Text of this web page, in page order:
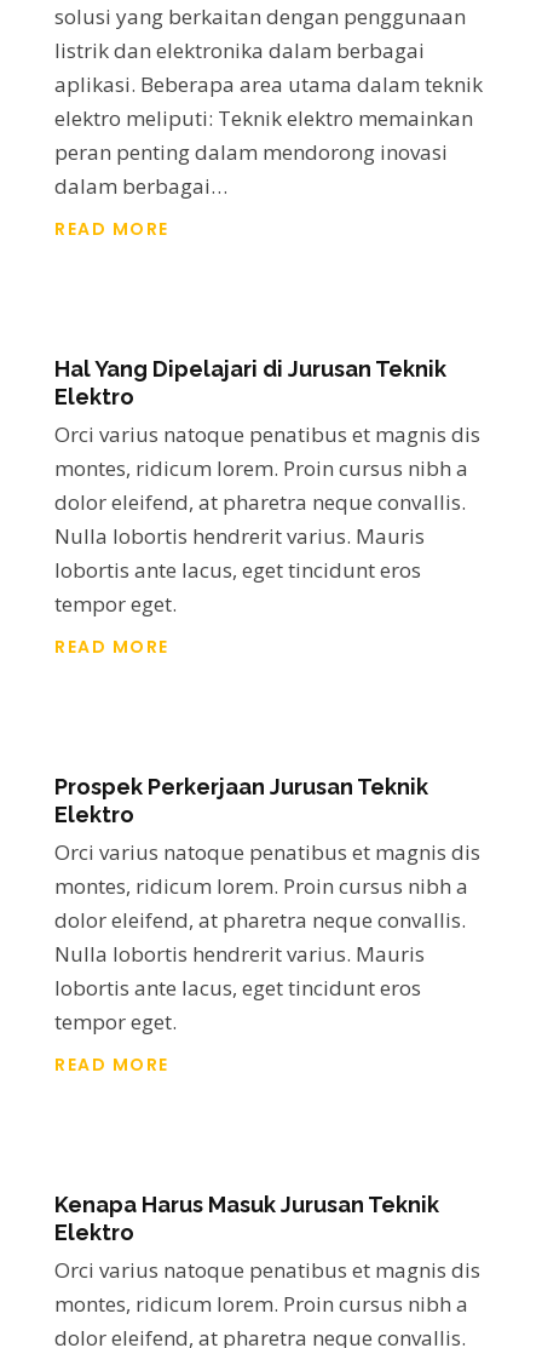
solusi yang berkaitan dengan penggunaan
listrik dan elektronika dalam berbagai
aplikasi. Beberapa area utama dalam teknik
elektro meliputi: Teknik elektro memainkan
peran penting dalam mendorong inovasi
dalam berbagai…
READ MORE
Hal Yang Dipelajari di Jurusan Teknik
Elektro
Orci varius natoque penatibus et magnis dis
montes, ridicum lorem. Proin cursus nibh a
dolor eleifend, at pharetra neque convallis.
Nulla lobortis hendrerit varius. Mauris
lobortis ante lacus, eget tincidunt eros
tempor eget.
READ MORE
Prospek Perkerjaan Jurusan Teknik
Elektro
Orci varius natoque penatibus et magnis dis
montes, ridicum lorem. Proin cursus nibh a
dolor eleifend, at pharetra neque convallis.
Nulla lobortis hendrerit varius. Mauris
lobortis ante lacus, eget tincidunt eros
tempor eget.
READ MORE
Kenapa Harus Masuk Jurusan Teknik
Elektro
Orci varius natoque penatibus et magnis dis
montes, ridicum lorem. Proin cursus nibh a
dolor eleifend, at pharetra neque convallis.